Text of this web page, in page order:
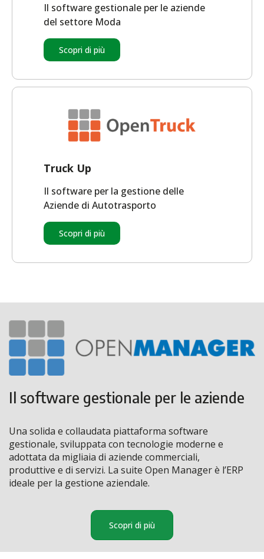
Il software gestionale per le aziende
del settore Moda
Scopri di più
Truck Up
Il software per la gestione delle
Aziende di Autotrasporto
Scopri di più
Il software gestionale per le aziende
Una solida e collaudata piattaforma software
gestionale, sviluppata con tecnologie moderne e
adottata da migliaia di aziende commerciali,
produttive e di servizi. La suite Open Manager è l’ERP
ideale per la gestione aziendale.
Scopri di più